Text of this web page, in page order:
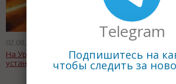
02.08.2011
На Уральском предприятии
установят новые машины
02.08.2011
На
ремонт
Telegram
Подпишитесь на
чтобы следить за